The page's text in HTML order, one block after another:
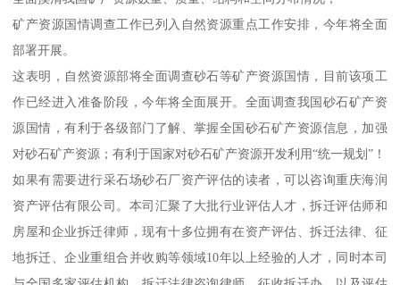
矿产资源国情调查工作已列入自然资源重点工作安排，今年将全面
部署开展。
这表明，自然资源部将全面调查砂石等矿产资源国情，目前该项工
作已经进入准备阶段，今年将全面展开。全面调查我国砂石矿产资
源国情，有利于各级部门了解、掌握全国砂石矿产资源信息，加强
对砂石矿产资源；有利于国家对砂石矿产资源开发利用“统一规划”！
如果有需要进行采石场砂石厂资产评估的读者，可以咨询重庆海润
资产评估有限公司。本司汇聚了大批行业评估人才，拆迁评估师和
房屋和企业拆迁律师，现有十多位拥有在资产评估、拆迁法律、征
地拆迁、企业重组合并收购等领域10年以上经验的人才，同时本司